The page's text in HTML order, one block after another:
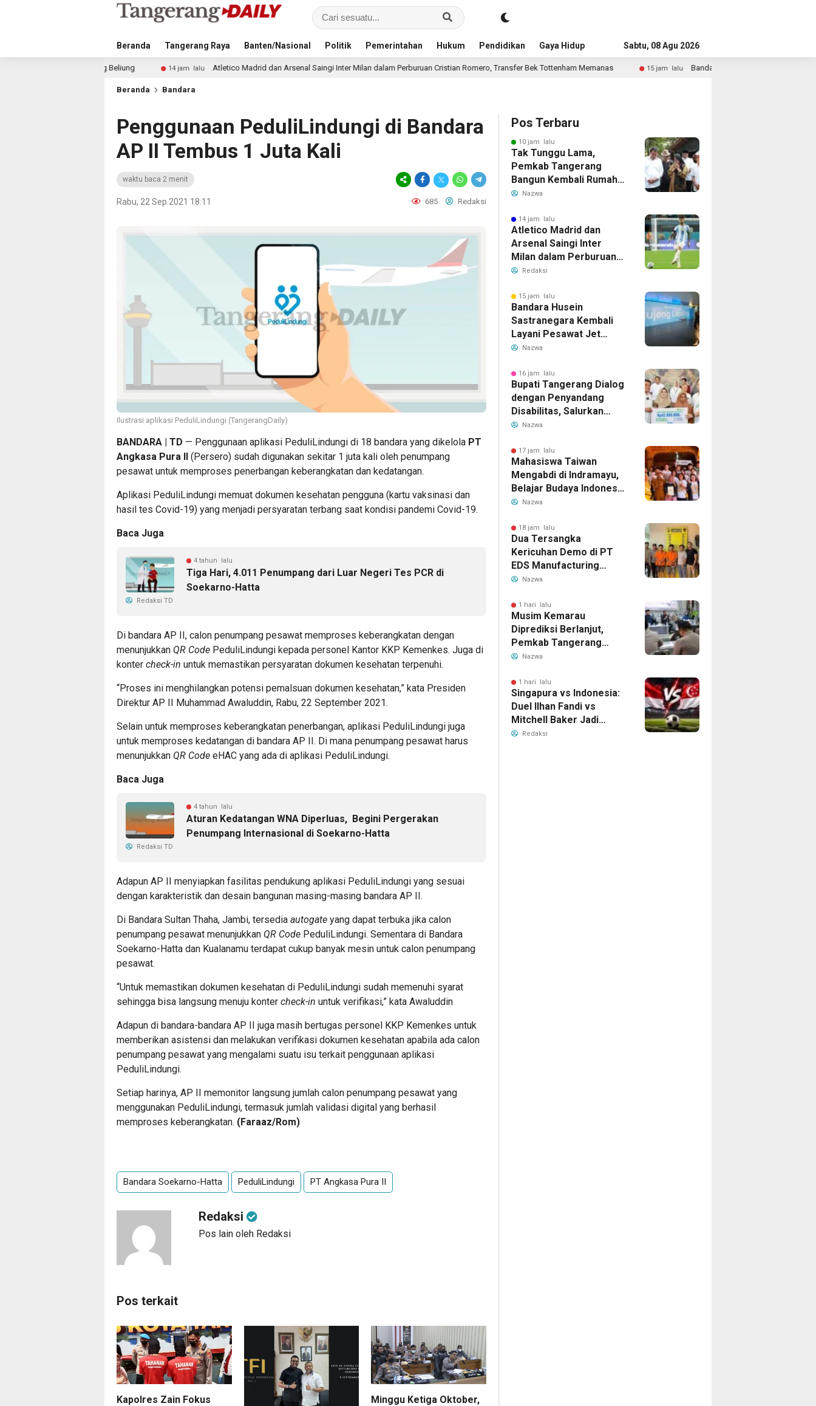
Beranda Tangerang Raya Banten/Nasional Politik Pemerintahan Hukum Pendidikan Gaya Hidup AdvertorialSabtu, 08 Agu 2026
Atletico Madrid dan Arsenal Saingi Inter Milan dalam Perburuan Cristian Romero, Transfer Bek Tottenham Memanas 15 jam lalu Bandara Husein Sastranegara Kembali Layani Pesawat Jet Mulai
Beranda Bandara
Penggunaan PeduliLindungi di Bandara
AP II Tembus 1 Juta Kali
waktu baca 2 menit
Rabu, 22 Sep 2021 18:11 685 Redaksi
Ilustrasi aplikasi PeduliLindungi (TangerangDaily)
BANDARA | TD — Penggunaan aplikasi PeduliLindungi di 18 bandara yang dikelola PT
Angkasa Pura II (Persero) sudah digunakan sekitar 1 juta kali oleh penumpang
pesawat untuk memproses penerbangan keberangkatan dan kedatangan.
Aplikasi PeduliLindungi memuat dokumen kesehatan pengguna (kartu vaksinasi dan
hasil tes Covid-19) yang menjadi persyaratan terbang saat kondisi pandemi Covid-19.
Baca Juga
4 tahun lalu
Tiga Hari, 4.011 Penumpang dari Luar Negeri Tes PCR di
Soekarno-Hatta
Redaksi TD
Di bandara AP II, calon penumpang pesawat memproses keberangkatan dengan
menunjukkan QR Code PeduliLindungi kepada personel Kantor KKP Kemenkes. Juga di
konter check-in untuk memastikan persyaratan dokumen kesehatan terpenuhi.
“Proses ini menghilangkan potensi pemalsuan dokumen kesehatan,” kata Presiden
Direktur AP II Muhammad Awaluddin, Rabu, 22 September 2021.
Selain untuk memproses keberangkatan penerbangan, aplikasi PeduliLindungi juga
untuk memproses kedatangan di bandara AP II. Di mana penumpang pesawat harus
menunjukkan QR Code eHAC yang ada di aplikasi PeduliLindungi.
Baca Juga
4 tahun lalu
Aturan Kedatangan WNA Diperluas, Begini Pergerakan
Penumpang Internasional di Soekarno-Hatta
Redaksi TD
Adapun AP II menyiapkan fasilitas pendukung aplikasi PeduliLindungi yang sesuai
dengan karakteristik dan desain bangunan masing-masing bandara AP II.
Di Bandara Sultan Thaha, Jambi, tersedia autogate yang dapat terbuka jika calon
penumpang pesawat menunjukkan QR Code PeduliLindungi. Sementara di Bandara
Soekarno-Hatta dan Kualanamu terdapat cukup banyak mesin untuk calon penumpang
pesawat.
“Untuk memastikan dokumen kesehatan di PeduliLindungi sudah memenuhi syarat
sehingga bisa langsung menuju konter check-in untuk verifikasi,” kata Awaluddin
Adapun di bandara-bandara AP II juga masih bertugas personel KKP Kemenkes untuk
memberikan asistensi dan melakukan verifikasi dokumen kesehatan apabila ada calon
penumpang pesawat yang mengalami suatu isu terkait penggunaan aplikasi
PeduliLindungi.
Setiap harinya, AP II memonitor langsung jumlah calon penumpang pesawat yang
menggunakan PeduliLindungi, termasuk jumlah validasi digital yang berhasil
memproses keberangkatan. (Faraaz/Rom)
Bandara Soekarno-Hatta PeduliLindungi PT Angkasa Pura II
Redaksi
Pos lain oleh Redaksi
Pos terkait
Kapolres Zain Fokus
Minggu Ketiga Oktober,
Pos Terbaru
10 jam lalu
Tak Tunggu Lama,
Pemkab Tangerang
Bangun Kembali Rumah
Warga yang Roboh
Nazwa
14 jam lalu
Atletico Madrid dan
Arsenal Saingi Inter
Milan dalam Perburuan
Cristian Romero,
Memanas
Redaksi
15 jam lalu
Bandara Husein
Sastranegara Kembali
Layani Pesawat Jet
Mulai 14 Agustus 2026,
Rute Bandung-Denpasar
Nazwa
16 jam lalu
Bupati Tangerang Dialog
dengan Penyandang
Disabilitas, Salurkan
Bantuan dan Tampung
Nazwa
17 jam lalu
Mahasiswa Taiwan
Mengabdi di Indramayu,
Belajar Budaya Indonesia
dan Edukasi Pekerja
Nazwa
18 jam lalu
Dua Tersangka
Kericuhan Demo di PT
EDS Manufacturing
Indonesia Ditahan, Polda
Perebutan Pengelolaan
Limbah
Nazwa
1 hari lalu
Musim Kemarau
Diprediksi Berlanjut,
Pemkab Tangerang
Siapkan Langkah
Bersih
Nazwa
1 hari lalu
Singapura vs Indonesia:
Duel Ilhan Fandi vs
Mitchell Baker Jadi
Sorotan di Piala AFF
Redaksi